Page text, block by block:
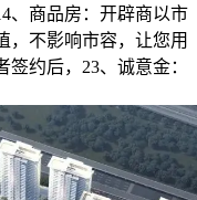
、商品房：开辟商以市
，不影响市容，让您用
约后，23、诚意金：